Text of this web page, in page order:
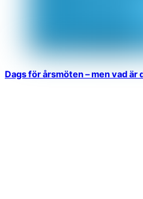
Dags för årsmöten – men vad är